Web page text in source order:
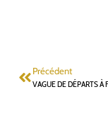
Précédent